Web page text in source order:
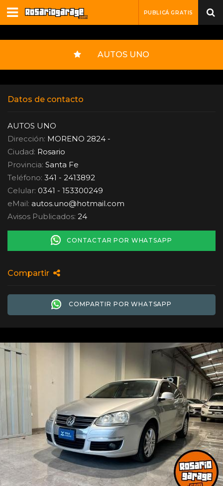
PUBLICÁ GRATIS
AUTOS UNO
Datos de contacto
AUTOS UNO
Dirección: MORENO 2824 -
Ciudad: Rosario
Provincia: Santa Fe
Teléfono: 341 - 2413892
Celular: 0341 - 153300249
eMail: autos.uno@hotmail.com
Avisos Publicados: 24
CONTACTAR POR WHATSAPP
Compartir
COMPARTIR POR WHATSAPP